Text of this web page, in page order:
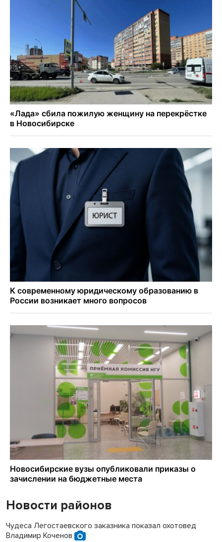
Знаменитый орангутан Бату отметил юбилей в
новосибирском зоопарке
Новосибирские хирурги спасли сердце восьмиклассницы
с донорским клапаном
Новости районов
Чудеса Легостаевского заказника показал охотовед
Владимир Коченов